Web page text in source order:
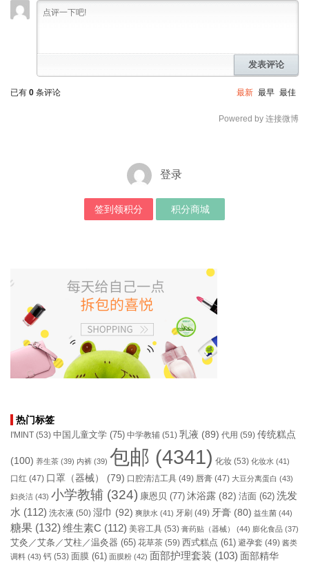
发表评论
已有 0 条评论 最新 最早 最佳
Powered by 连接微博
登录
签到领积分 积分商城
热门标签
I'MINT (53) 中国儿童文学 (75) 中学教辅 (51) 乳液 (89) 代用 (59) 传统糕点
(100) 养生茶 (39) 内裤 (39) 包邮 (4341) 化妆 (53) 化妆水 (41)
口红 (47) 口罩（器械） (79) 口腔清洁工具 (49) 唇膏 (47) 大豆分离蛋白 (43)
妇炎洁 (43) 小学教辅 (324) 康恩贝 (77) 沐浴露 (82) 洁面 (62) 洗发
水 (112) 洗衣液 (50) 湿巾 (92) 爽肤水 (41) 牙刷 (49) 牙膏 (80) 益生菌 (44)
糖果 (132)维生素C (112) 美容工具 (53) 膏药贴（器械） (44) 膨化食品 (37)
艾灸／艾条／艾柱／温灸器 (65) 花草茶 (59) 西式糕点 (61) 避孕套 (49) 酱类
调料 (43) 钙 (53) 面膜 (61) 面膜粉 (42) 面部护理套装 (103) 面部精华